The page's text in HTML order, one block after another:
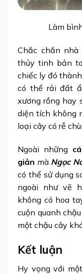
Làm
Chắc chắn
thủy tinh bản
chiếc ly đó thành
có thể rải đất
xương rồng hay
diện tích không
loại cây có rễ
Ngoài những
giản mà Ngọc
có thể sử dụng
ngoài như vẽ
không có hoa
cuộn quanh
một chậu cây
Kết luận
Hy vọng với